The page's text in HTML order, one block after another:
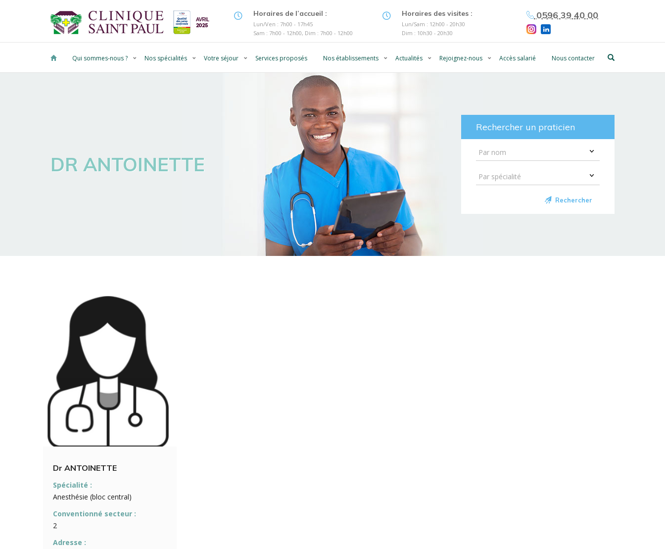
Horaires de l’accueil :
Lun/Ven : 7h00 - 17h45
Sam : 7h00 - 12h00, Dim : 7h00 - 12h00
Horaires des visites :
Lun/Sam : 12h00 - 20h30
Dim : 10h30 - 20h30
0596 39 40 00
Qui sommes-nous ? Nos spécialités Votre séjour Services proposés Nos établissements Actualités Rejoignez-nous Accès salarié Nous contacter
DR ANTOINETTE
Rechercher un praticien
Rechercher
Dr ANTOINETTE
Spécialité :
Anesthésie (bloc central)
Conventionné secteur :
2
Adresse :